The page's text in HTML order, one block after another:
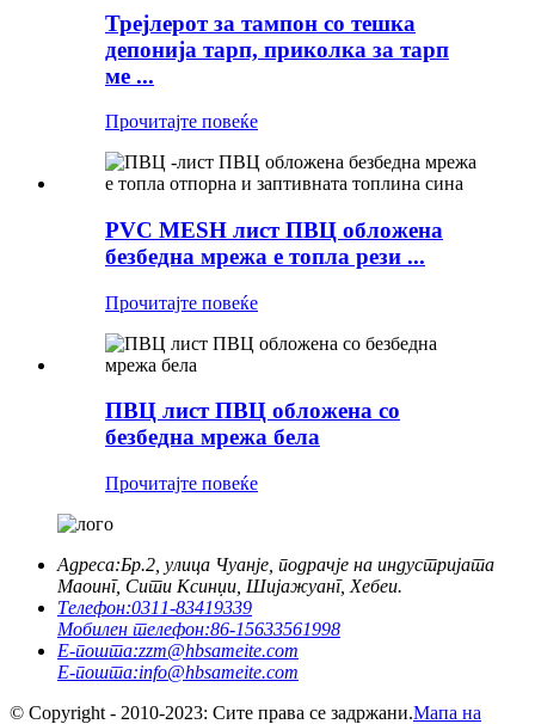
Трејлерот за тампон со тешка
депонија тарп, приколка за тарп
ме ...
Прочитајте повеќе
PVC MESH лист ПВЦ обложена
безбедна мрежа е топла рези ...
Прочитајте повеќе
ПВЦ лист ПВЦ обложена со
безбедна мрежа бела
Прочитајте повеќе
Адреса:Бр.2, улица Чуанје, подрачје на индустријата
Маоинг, Сити Ксинџи, Шијажуанг, Хебеи.
Телефон:0311-83419339
Мобилен телефон:86-15633561998
Е-пошта:zzm@hbsameite.com
Е-пошта:info@hbsameite.com
© Copyright - 2010-2023: Сите права се задржани.Мапа на